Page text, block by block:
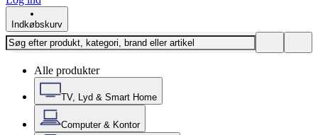
Indkøbskurv
Alle produkter
TV, Lyd & Smart Home
Computer & Kontor